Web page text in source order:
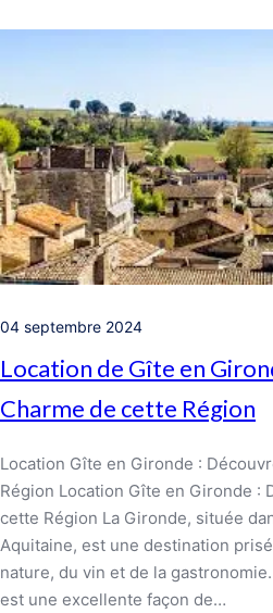
04 septembre 2024
Location de Gîte en
Charme de cette Région
Location Gîte en Gironde :
Région Location Gîte en Gironde :
cette Région La Gironde, située
Aquitaine, est une destination
nature, du vin et de la
est une excellente façon de…